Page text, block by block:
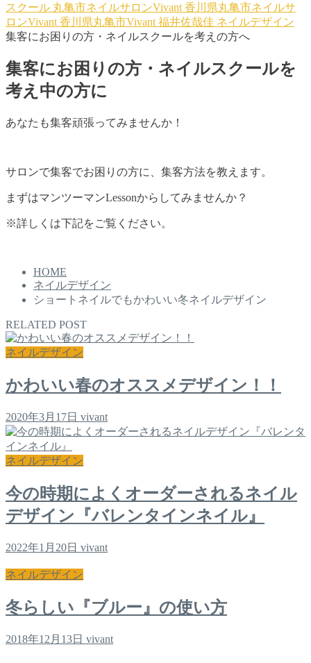
スクール 丸亀市ネイルサロンVivant 香川県丸亀市ネイルサ
ロンVivant 香川県丸亀市Vivant 福井佐哉佳 ネイルデザイン
集客にお困りの方・ネイルスクールを考えの方へ
集客にお困りの方・ネイルスクールを
考え中の方に
あなたも集客頑張ってみませんか！
サロンで集客でお困りの方に、集客方法を教えます。
まずはマンツーマンLessonからしてみませんか？
※詳しくは下記をご覧ください。
HOME
ネイルデザイン
ショートネイルでもかわいい冬ネイルデザイン
RELATED POST
ネイルデザイン
かわいい春のオススメデザイン！！
2020年3月17日 vivant
ネイルデザイン
今の時期によくオーダーされるネイル
デザイン『バレンタインネイル』
2022年1月20日 vivant
ネイルデザイン
冬らしい『ブルー』の使い方
2018年12月13日 vivant